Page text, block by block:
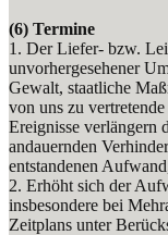
(6) Termine
1. Der Liefer- bzw.
unvorhergesehener
Gewalt, staatliche
von uns zu
Ereignisse verlängern
andauernden
entstandenen
2. Erhöht sich der
insbesondere bei
Zeitplans unter